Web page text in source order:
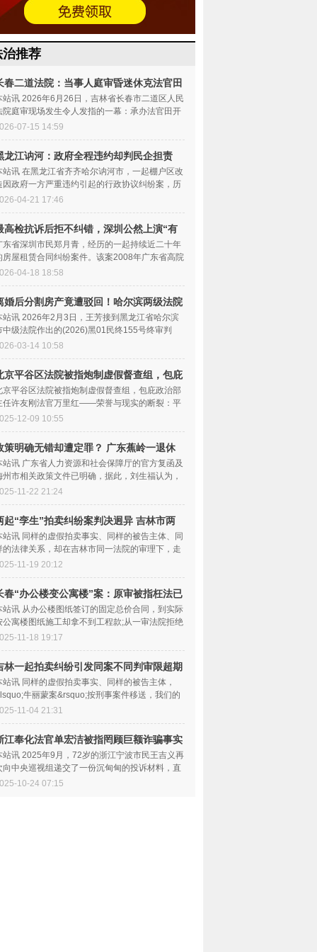
治推荐
春二道法院：当事人庭审昏迷休克法官田
伍
站讯 2026年6月26日，吉林省长春市二道区人民
院庭审现场发生令人发指的一幕：承办法官田开
在明知存在重大程...
07-15 14:59
龙江讷河：政府全程违约却判民企担责
站讯 在黑龙江省齐齐哈尔讷河市，一起棚户区改
因政府一方严重违约引起的行政协议纠纷案，历
一审、二审后，...
04-21 17:46
高检抗诉后拒不纠错，深圳公然上演“有
无
东省深圳市民郑月青，经历的一起持续近二十年
房屋租赁合同纠纷案件。该案2008年广东省高院
审，2011年最高法...
04-18 18:58
婚后分割房产竟遭驳回！哈尔滨两级法院
指
站讯 2026年2月3日，王芳接到黑龙江省哈尔滨
中级法院作出的(2026)黑01民终155号终审判
，这一纸判决，再次让...
03-14 10:58
京平谷区法院被指炮制虚假督查组，包庇
任
京平谷区法院被指炮制虚假督查组，包庇政治部
任许友刚法官万里红——荣誉与现实的断裂：平
区法院模范生面具...
12-09 10:55
策明确无错却遭定罪？ 广东蕉岭一退休
部
站讯 广东省人力资源和社会保障厅的官方复函及
州市相关政策文件已明确，据此，刘生福认为，
岭县农村劳动力...
11-22 21:24
起“孪生”拍卖纠纷案判决迥异 吉林市两
站讯 同样的虚假拍卖事实、同样的被告主体、同
的法律关系，却在吉林市同一法院的审理下，走
了两条截然不同...
11-19 20:12
春“办公楼变公寓楼”案：原审被指枉法已
站讯 从办公楼图纸签订的固定总价合同，到实际
公寓楼图纸施工却拿不到工程款;从一审法院拒绝
工程量进行司法...
11-18 19:17
林一起拍卖纠纷引发同案不同判审限超期
刑
站讯 同样的虚假拍卖事实、同样的被告主体，
牛丽蒙案&rsquo;按刑事案件移送，我们的
子却判民事担责，...
11-04 21:31
江奉化法官单宏洁被指罔顾巨额诈骗事实
法
站讯 2025年9月，72岁的浙江宁波市民王吉义再
向中央巡视组递交了一份沉甸甸的投诉材料，直
浙江省宁波市奉化...
10-24 07:15